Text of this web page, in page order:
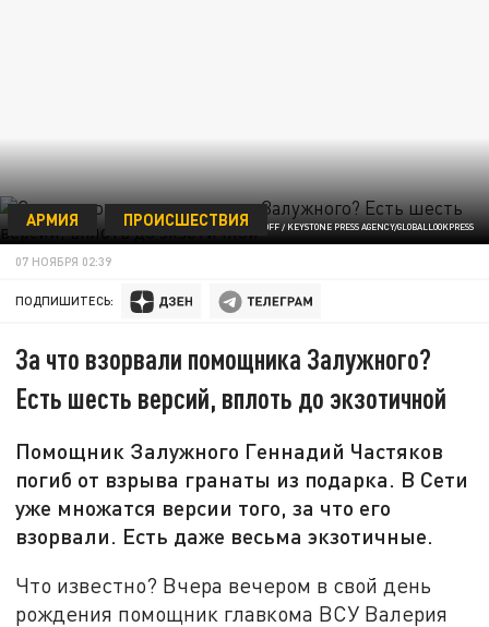
© UKRAINIAN PRESIDENTIAL PRESS OFF / KEYSTONE PRESS AGENCY/GLOBALLOOKPRESS
АРМИЯ ПРОИСШЕСТВИЯ
07 НОЯБРЯ 02:39
ПОДПИШИТЕСЬ:
За что взорвали помощника Залужного?
Есть шесть версий, вплоть до экзотичной
Помощник Залужного Геннадий Частяков
погиб от взрыва гранаты из подарка. В Сети
уже множатся версии того, за что его
взорвали. Есть даже весьма экзотичные.
Что известно? Вчера вечером в свой день
рождения помощник главкома ВСУ Валерия